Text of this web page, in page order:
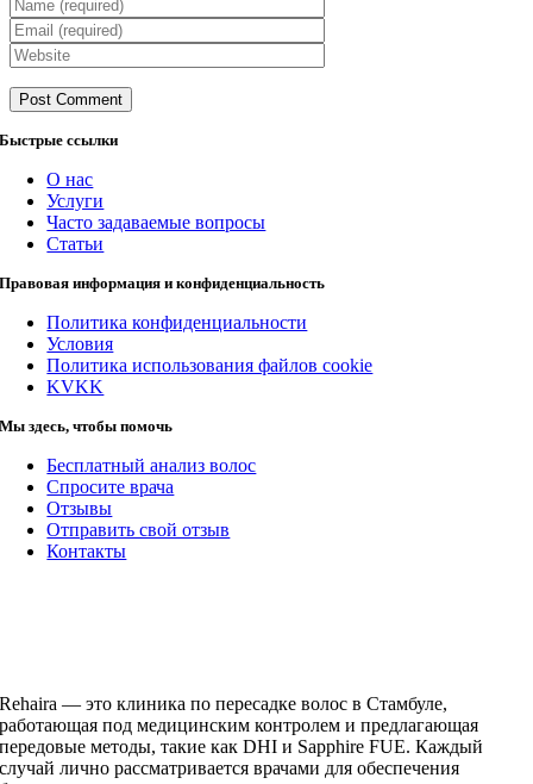
Быстрые ссылки
О нас
Услуги
Часто задаваемые вопросы
Статьи
Правовая информация и конфиденциальность
Политика конфиденциальности
Условия
Политика использования файлов cookie
KVKK
Мы здесь, чтобы помочь
Бесплатный анализ волос
Спросите врача
Отзывы
Отправить свой отзыв
Контакты
Rehaira — это клиника по пересадке волос в Стамбуле,
работающая под медицинским контролем и предлагающая
передовые методы, такие как DHI и Sapphire FUE. Каждый
случай лично рассматривается врачами для обеспечения